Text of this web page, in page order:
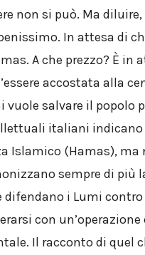
non si può. Ma
In attesa di
A che prezzo? È
accostata alla
vuole salvare il popolo
italiani
Islamico (Hamas),
sempre di più
difendano i Lumi
con
Il racconto di quel